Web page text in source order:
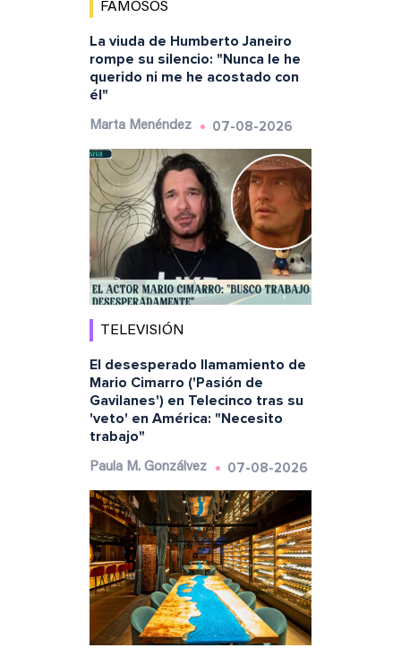
FAMOSOS
La viuda de Humberto Janeiro
rompe su silencio: "Nunca le he
querido ni me he acostado con
él"
Marta Menéndez 07-08-2026
TELEVISIÓN
El desesperado llamamiento de
Mario Cimarro ('Pasión de
Gavilanes') en Telecinco tras su
'veto' en América: "Necesito
trabajo"
Paula M. Gonzálvez 07-08-2026